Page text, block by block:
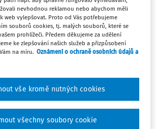
K), je 26 veřejných vysokých škol
– žluté jsou dvě vysoké školy
(Jihlava, České Budějovice), zelené
školy (AMU či AVU, jež se mají činit ve
činnosti), oranžových je patnáct menších
výzkumu.
každý segment jinak počítán.
se například započte padesát procent
nevhodnou reklamou nebo abychom měli
web vylepšovat. Proto od Vás potřebujeme
souborů cookies, tj. malých souborů, které se
prohlížeči. Předem děkujeme za udělení
ke zlepšování našich služeb a přizpůsobení
na míru. Oznámení o ochraně osobních údajů a
vše kromě nutných cookies
všechny soubory cookie